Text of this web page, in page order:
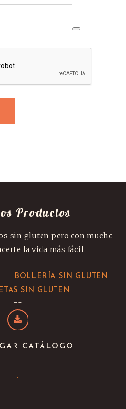
Productos
sin gluten pero con mucho
la vida más fácil.
BOLLERÍA SIN GLUTEN
SIN GLUTEN
--
CATÁLOGO
.